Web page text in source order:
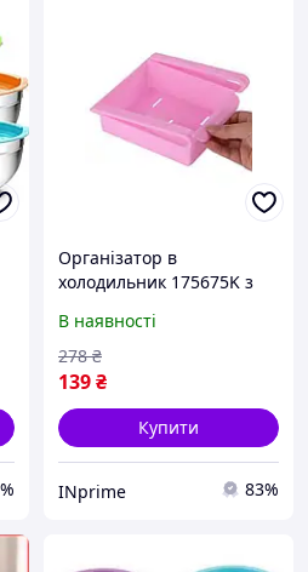
Організатор в
холодильник 175675K з
продуктів, пластиковий
контейнер для овочів і
фруктів, зручний ящик
для
В наявності
139₴
278 ₴
Купити
INprime 83%